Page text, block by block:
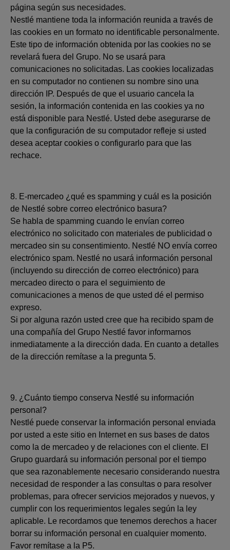
página según sus necesidades.
Nestlé mantiene toda la información reunida a través de
las cookies en un formato no identificable personalmente.
Este tipo de información obtenida por las cookies no se
revelará fuera del Grupo. No se usará para
comunicaciones no solicitadas. Las cookies localizadas
en su computador no contienen su nombre sino una
dirección IP. Después de que el usuario cancela la
sesión, la información contenida en las cookies ya no
está disponible para Nestlé. Usted debe asegurarse de
que la configuración de su computador refleje si usted
desea aceptar cookies o configurarlo para que las
rechace.
8. E-mercadeo ¿qué es spamming y cuál es la posición
de Nestlé sobre correo electrónico basura?
Se habla de spamming cuando le envían correo
electrónico no solicitado con materiales de publicidad o
mercadeo sin su consentimiento. Nestlé NO envía correo
electrónico spam. Nestlé no usará información personal
(incluyendo su dirección de correo electrónico) para
mercadeo directo o para el seguimiento de
comunicaciones a menos de que usted dé el permiso
expreso.
Si por alguna razón usted cree que ha recibido spam de
una compañía del Grupo Nestlé favor informarnos
inmediatamente a la dirección dada. En cuanto a detalles
de la dirección remítase a la pregunta 5.
9. ¿Cuánto tiempo conserva Nestlé su información
personal?
Nestlé puede conservar la información personal enviada
por usted a este sitio en Internet en sus bases de datos
como la de mercadeo y de relaciones con el cliente. El
Grupo guardará su información personal por el tiempo
que sea razonablemente necesario considerando nuestra
necesidad de responder a las consultas o para resolver
problemas, para ofrecer servicios mejorados y nuevos, y
cumplir con los requerimientos legales según la ley
aplicable. Le recordamos que tenemos derechos a hacer
borrar su información personal en cualquier momento.
Favor remítase a la P5.